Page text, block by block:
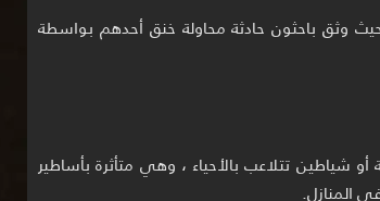
حيث وثق باحثون حادثة محاولة خنق أحدهم بواسطة
شياطين تتلاعب بالأحياء ، وهي متأثرة بأساطير